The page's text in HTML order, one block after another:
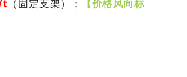
t （固定支架） ；
【价格风向标